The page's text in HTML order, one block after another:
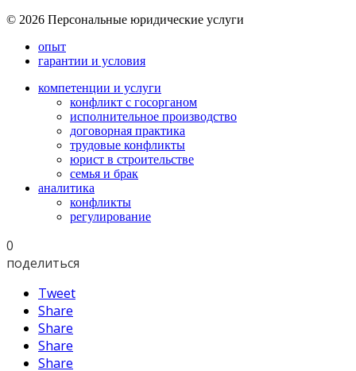
© 2026 Персональные юридические услуги
опыт
гарантии и условия
компетенции и услуги
конфликт с госорганом
исполнительное производство
договорная практика
трудовые конфликты
юрист в строительстве
семья и брак
аналитика
конфликты
регулирование
0
поделиться
Tweet
Share
Share
Share
Share